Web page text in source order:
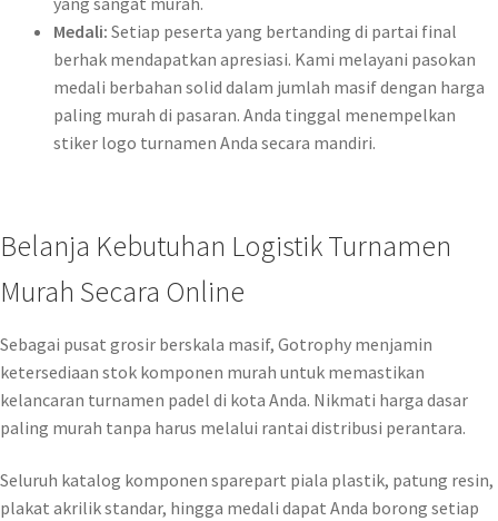
Medali: Setiap peserta yang bertanding di partai final
berhak mendapatkan apresiasi. Kami melayani pasokan
medali berbahan solid dalam jumlah masif dengan harga
paling murah di pasaran. Anda tinggal menempelkan
stiker logo turnamen Anda secara mandiri.
Belanja Kebutuhan Logistik Turnamen
Murah Secara Online
Sebagai pusat grosir berskala masif, Gotrophy menjamin
ketersediaan stok komponen murah untuk memastikan
kelancaran turnamen padel di kota Anda. Nikmati harga dasar
paling murah tanpa harus melalui rantai distribusi perantara.
Seluruh katalog komponen sparepart piala plastik, patung resin,
plakat akrilik standar, hingga medali dapat Anda borong setiap